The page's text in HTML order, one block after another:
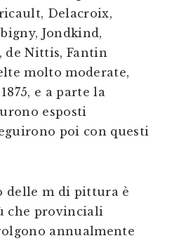
Delacroix,
Jondkind,
de Nittis, Fantin
molto moderate,
e a parte la
esposti
poi con questi
delle m di pittura è
che provinciali
annualmente